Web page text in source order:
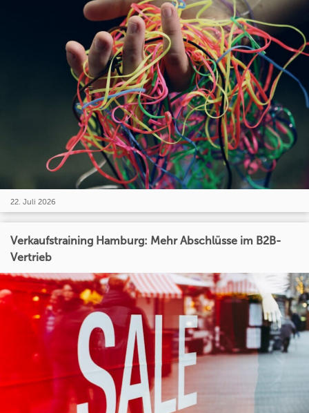
22. Juli 2026
Verkaufstraining Hamburg: Mehr Abschlüsse im B2B-
Vertrieb